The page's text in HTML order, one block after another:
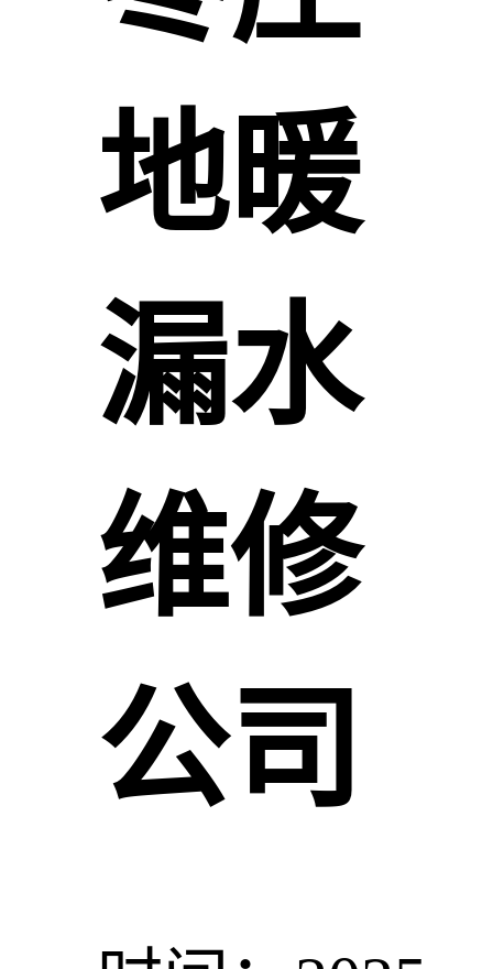
地暖
漏水
维修
公司